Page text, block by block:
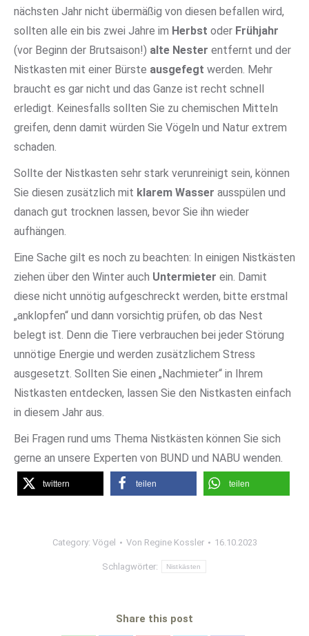
nächsten Jahr nicht übermäßig von diesen befallen wird,
sollten alle ein bis zwei Jahre im Herbst oder Frühjahr
(vor Beginn der Brutsaison!) alte Nester entfernt und der
Nistkasten mit einer Bürste ausgefegt werden. Mehr
braucht es gar nicht und das Ganze ist recht schnell
erledigt. Keinesfalls sollten Sie zu chemischen Mitteln
greifen, denn damit würden Sie Vögeln und Natur extrem
schaden.
Sollte der Nistkasten sehr stark verunreinigt sein, können
Sie diesen zusätzlich mit klarem Wasser ausspülen und
danach gut trocknen lassen, bevor Sie ihn wieder
aufhängen.
Eine Sache gilt es noch zu beachten: In einigen Nistkästen
ziehen über den Winter auch Untermieter ein. Damit
diese nicht unnötig aufgeschreckt werden, bitte erstmal
„anklopfen“ und dann vorsichtig prüfen, ob das Nest
belegt ist. Denn die Tiere verbrauchen bei jeder Störung
unnötige Energie und werden zusätzlichem Stress
ausgesetzt. Sollten Sie einen „Nachmieter“ in Ihrem
Nistkasten entdecken, lassen Sie den Nistkasten einfach
in diesem Jahr aus.
Bei Fragen rund ums Thema Nistkästen können Sie sich
gerne an unsere Experten von BUND und NABU wenden.
twittern teilen teilen
Category: Vögel Von Regine Kossler 16.10.2023
Schlagwörter: Nistkästen
Share this post